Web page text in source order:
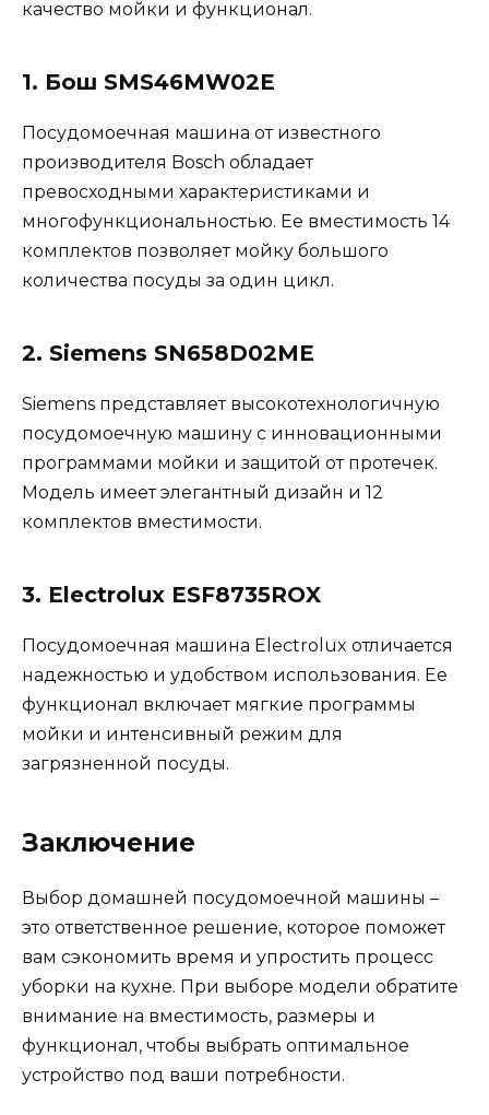
качество мойки и функционал.
1. Бош SMS46MW02E
Посудомоечная машина от известного
производителя Bosch обладает
превосходными характеристиками и
многофункциональностью. Ее вместимость 14
комплектов позволяет мойку большого
количества посуды за один цикл.
2. Siemens SN658D02ME
Siemens представляет высокотехнологичную
посудомоечную машину с инновационными
программами мойки и защитой от протечек.
Модель имеет элегантный дизайн и 12
комплектов вместимости.
3. Electrolux ESF8735ROX
Посудомоечная машина Electrolux отличается
надежностью и удобством использования. Ее
функционал включает мягкие программы
мойки и интенсивный режим для
загрязненной посуды.
Заключение
Выбор домашней посудомоечной машины –
это ответственное решение, которое поможет
вам сэкономить время и упростить процесс
уборки на кухне. При выборе модели обратите
внимание на вместимость, размеры и
функционал, чтобы выбрать оптимальное
устройство под ваши потребности.